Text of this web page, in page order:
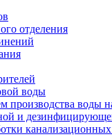
отделения
воды
производства воды
и